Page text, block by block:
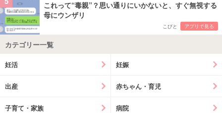
これって“毒親”？思い通りにいかないと、すぐ無視する
母にウンザリ
こびと アプリで見る
カテゴリー一覧
妊活 妊娠
出産 赤ちゃん・育児
子育て・家族 病院